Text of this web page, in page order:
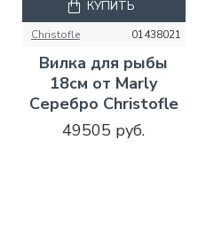
Christofle 01438021
Вилка для рыбы
18см от Marly
Серебро Christofle
49505 руб.
КУПИТЬ